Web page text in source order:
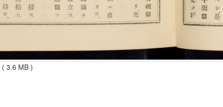
( 3.6 MB )